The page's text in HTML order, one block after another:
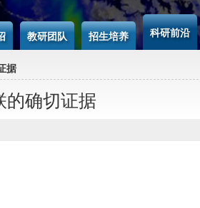
教研团队 招生培养 科研前沿
据
的确切证据